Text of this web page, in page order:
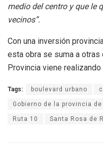
medio del centro y que le
vecinos”.
Con una inversión
esta obra se suma a
Provincia viene realizando
Tags: boulevard urbano
Gobierno de la provincia de
Ruta 10 Santa Rosa de